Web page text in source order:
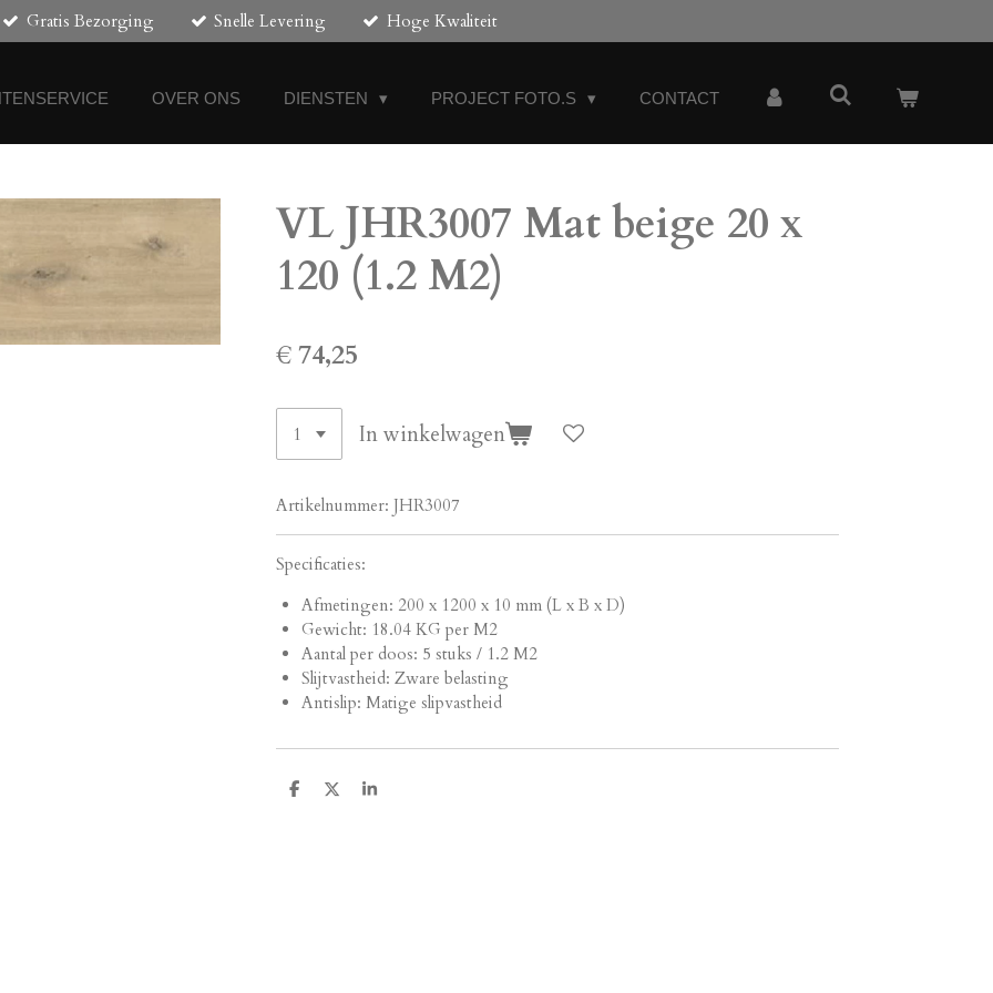
Gratis Bezorging Snelle Levering Hoge Kwaliteit
OVER ONS DIENSTEN PROJECT FOTO.S CONTACT
VL JHR3007 Mat beige 20 x
120 (1.2 M2)
€ 74,25
In winkelwagen
Artikelnummer: JHR3007
Specificaties:
Afmetingen: 200 x 1200 x 10 mm (L x B x D)
Gewicht: 18.04 KG per M2
Aantal per doos: 5 stuks / 1.2 M2
Slijtvastheid: Zware belasting
Antislip: Matige slipvastheid
D
D
S